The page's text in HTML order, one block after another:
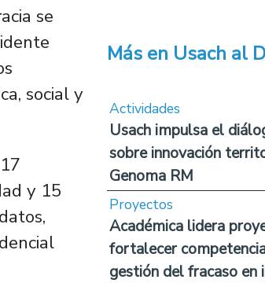
se
social y
y 15
Más en Usach al
Actividades
Usach impulsa el
sobre innovación
Genoma RM
Proyectos
Académica lidera
fortalecer
gestión del fracaso en